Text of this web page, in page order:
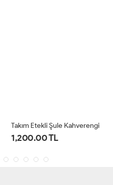
Takım Etekli Şule Kahverengi
1,200.00 TL